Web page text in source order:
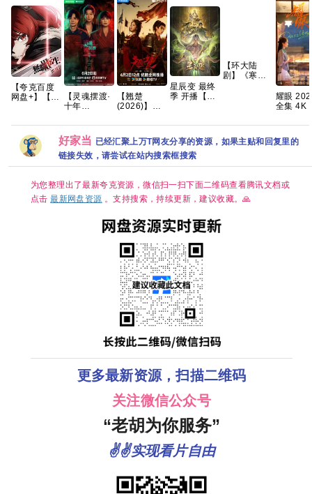
【夸克百度
网盘+】【重
到了异世界
就拿出真本
事 开播2集
【灵魂摆渡·
十年
【全24集】
【1080P高
码】【国语
中字】【单
集/0.3G】
疑 / 惊悚 / 短
片 / 奇幻 / 冒
险】【主演:
【翘楚
(2026)】】
更新】
【1080P高
码】【国语
中字】【单
集/0.9G】
情 】【主演:
陈都灵 / 周
翊然】
星辰变 最终
季 开播【更
【环大陆
剧】《寒阳
中字/三无
集】
耀眼 2026
全集 4K
锐
好家当 已经汇聚上万T网友分享的资源，如果主贴和回复里的
链接失效，请尝试在站内搜索框搜索
为您整理出了最新夸克资源，微信扫一扫下面二维码查看腾讯文档或
点击最新网盘资源 。支持搜索，持续更新，建议收藏。🙏
更多最新资源，扫描二维码
关注微信公众号
“老胡为你服务”
✌✌实现看片自由